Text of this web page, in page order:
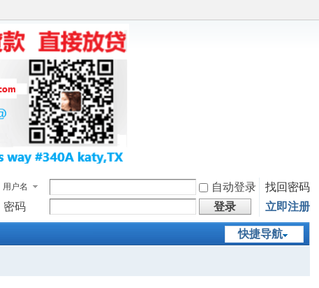
用户名 自动登录
找回密码
密码
登录 立即注册
快捷导航